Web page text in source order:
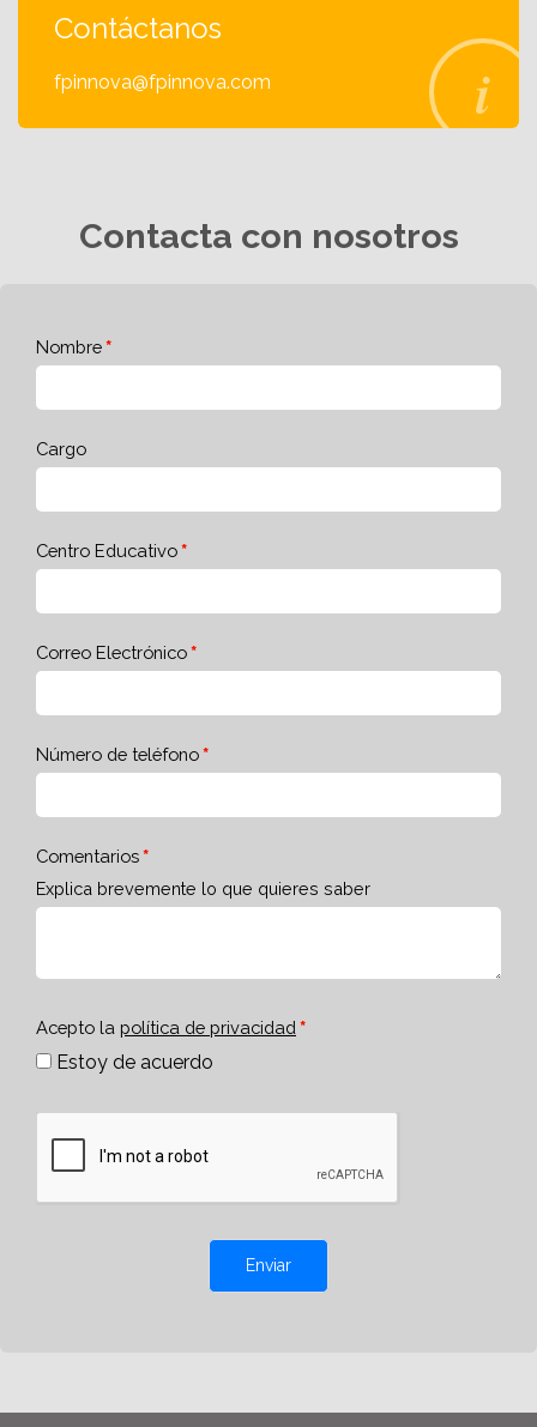
Contáctanos
fpinnova@fpinnova.com
Contacta con nosotros
Nombre
Cargo
Centro Educativo
Correo Electrónico
Número de teléfono
Comentarios
Explica brevemente lo que quieres saber
Acepto la política de privacidad
Estoy de acuerdo
Enviar